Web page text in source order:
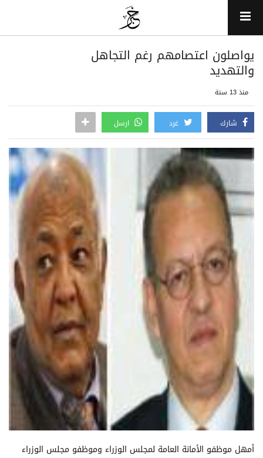
يواصلون اعتصامهم رغم التجاهل
والتهديد
منذ 13 سنة
شارك غرد ارسل
أمهل موظفو الأمانة العامة لمجلس الوزراء وموظفو مجلس الوزراء